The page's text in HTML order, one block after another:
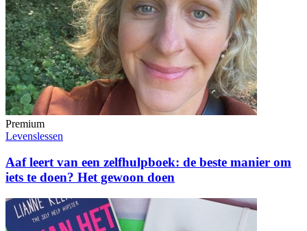
Premium
Levenslessen
Aaf leert van een zelfhulpboek: de beste manier om
iets te doen? Het gewoon doen